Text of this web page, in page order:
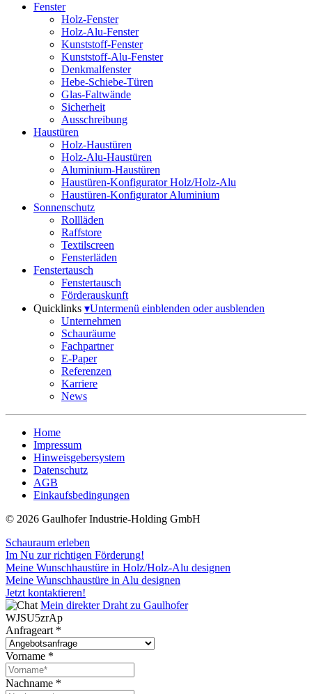
Fenster
Holz-Fenster
Holz-Alu-Fenster
Kunststoff-Fenster
Kunststoff-Alu-Fenster
Denkmalfenster
Hebe-Schiebe-Türen
Glas-Faltwände
Sicherheit
Ausschreibung
Haustüren
Holz-Haustüren
Holz-Alu-Haustüren
Aluminium-Haustüren
Haustüren-Konfigurator Holz/Holz-Alu
Haustüren-Konfigurator Aluminium
Sonnenschutz
Rollläden
Raffstore
Textilscreen
Fensterläden
Fenstertausch
Fenstertausch
Förderauskunft
Quicklinks ▾Untermenü einblenden oder ausblenden
Unternehmen
Schauräume
Fachpartner
E-Paper
Referenzen
Karriere
News
Home
Impressum
Hinweisgebersystem
Datenschutz
AGB
Einkaufsbedingungen
© 2026 Gaulhofer Industrie-Holding GmbH
Schauraum erleben
Im Nu zur richtigen Förderung!
Meine Wunschhaustüre in Holz/Holz-Alu designen
Meine Wunschhaustüre in Alu designen
Jetzt kontaktieren!
Mein direkter Draht zu Gaulhofer
WJSU5zrAp
Anfrageart *
Vorname *
Nachname *